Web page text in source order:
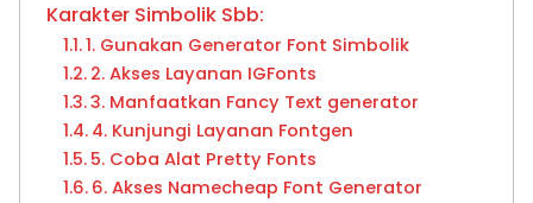
Karakter Simbolik Sbb:
1. Gunakan Generator Font Simbolik
2. Akses Layanan IGFonts
3. Manfaatkan Fancy Text generator
4. Kunjungi Layanan Fontgen
5. Coba Alat Pretty Fonts
6. Akses Namecheap Font Generator